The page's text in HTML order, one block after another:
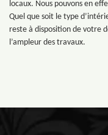
locaux. Nous pouvons en
Quel que soit le type
reste à disposition de votre
l’ampleur des travaux.